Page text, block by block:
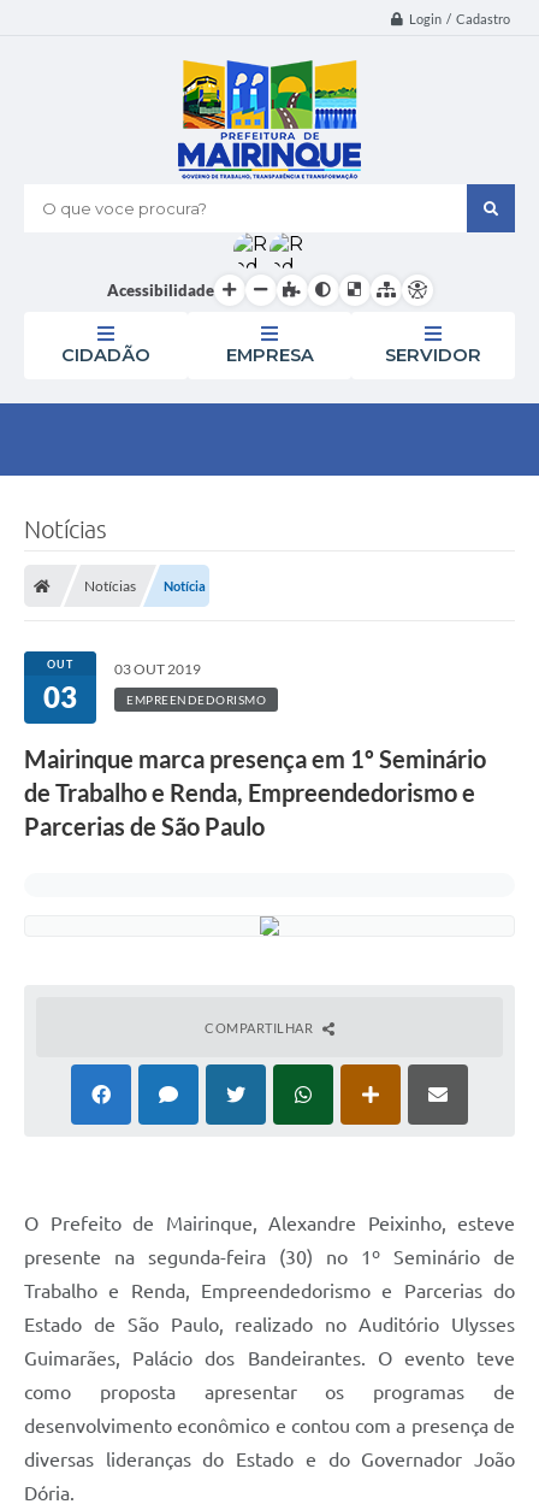
Login / Cadastro
O que voce procura?
Acessibilidade
CIDADÃO EMPRESA SERVIDOR
Notícias
Notícias Notícia
OUT
03
03 OUT 2019
EMPREENDEDORISMO
Mairinque marca presença em 1º Seminário
de Trabalho e Renda, Empreendedorismo e
Parcerias de São Paulo
COMPARTILHAR
O Prefeito de Mairinque, Alexandre Peixinho, esteve
presente na segunda-feira (30) no 1º Seminário de
Trabalho e Renda, Empreendedorismo e Parcerias do
Estado de São Paulo, realizado no Auditório Ulysses
Guimarães, Palácio dos Bandeirantes. O evento teve
como proposta apresentar os programas de
desenvolvimento econômico e contou com a presença de
diversas lideranças do Estado e do Governador João
Dória.